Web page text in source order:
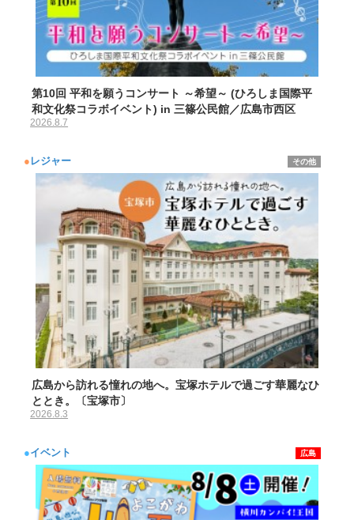
第10回 平和を願うコンサート ～希望～ (ひろしま国際平
和文化祭コラボイベント) in 三篠公民館／広島市西区
2026.8.7
● レジャー その他
広島から訪れる憧れの地へ。宝塚ホテルで過ごす華麗なひ
ととき。〔宝塚市〕
2026.8.3
●イベント 広島